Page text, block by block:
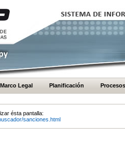
Marco Legal Planificación Procesos
ésta pantalla:
sanciones.html